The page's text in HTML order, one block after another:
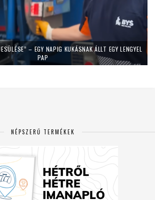
– EGY NAPIG KUKÁSNAK ÁLLT EGY LENGYEL
PAP
NÉPSZERŰ TERMÉKEK